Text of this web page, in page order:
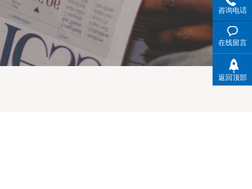
咨询电话
在线留言
返回顶部